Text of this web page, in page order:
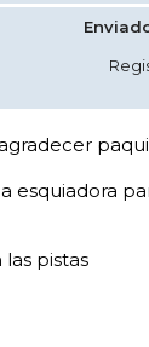
esquiadora
las pistas